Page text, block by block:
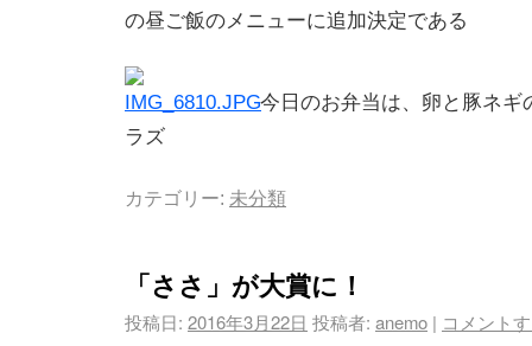
の昼ご飯のメニューに追加決定である
今日のお弁当は、卵と豚ネギ
ラズ
カテゴリー: 未分類
「ささ」が大賞に！
投稿日: 2016年3月22日 投稿者: anemo | コメント